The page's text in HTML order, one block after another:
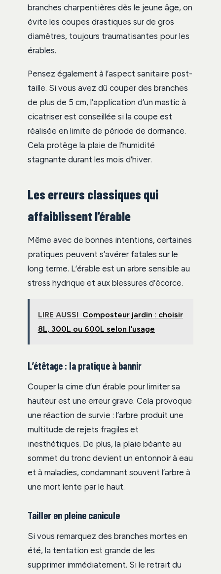
branches charpentières dès le jeune âge, on
évite les coupes drastiques sur de gros
diamètres, toujours traumatisantes pour les
érables.
Pensez également à l’aspect sanitaire post-
taille. Si vous avez dû couper des branches
de plus de 5 cm, l’application d’un mastic à
cicatriser est conseillée si la coupe est
réalisée en limite de période de dormance.
Cela protège la plaie de l’humidité
stagnante durant les mois d’hiver.
Les erreurs classiques qui
affaiblissent l’érable
Même avec de bonnes intentions, certaines
pratiques peuvent s’avérer fatales sur le
long terme. L’érable est un arbre sensible au
stress hydrique et aux blessures d’écorce.
LIRE AUSSI Composteur jardin : choisir
8L, 300L ou 600L selon l’usage
L’étêtage : la pratique à bannir
Couper la cime d’un érable pour limiter sa
hauteur est une erreur grave. Cela provoque
une réaction de survie : l’arbre produit une
multitude de rejets fragiles et
inesthétiques. De plus, la plaie béante au
sommet du tronc devient un entonnoir à eau
et à maladies, condamnant souvent l’arbre à
une mort lente par le haut.
Tailler en pleine canicule
Si vous remarquez des branches mortes en
été, la tentation est grande de les
supprimer immédiatement. Si le retrait du